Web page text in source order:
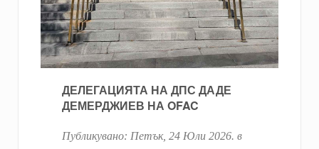
ДЕЛЕГАЦИЯТА НА ДПС ДАДЕ
ДЕМЕРДЖИЕВ НА OFAC
Публикувано: Петък, 24 Юли 2026. в